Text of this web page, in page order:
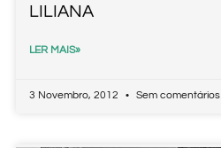
LILIANA
LER MAIS»
3 Novembro, 2012 Sem comentários